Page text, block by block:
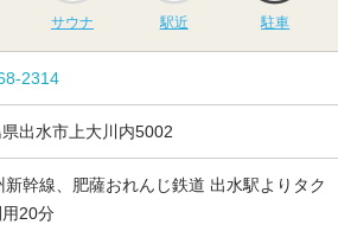
サウナ 駅近 駐車
2314
県出水市上大川内5002
新幹線、肥薩おれんじ鉄道 出水駅よりタク
20分